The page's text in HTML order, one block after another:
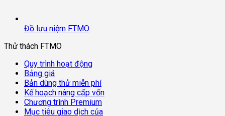
Đồ lưu niệm FTMO
Thử thách FTMO
Quy trình hoạt động
Bảng giá
Bản dùng thử miễn phí
Kế hoạch nâng cấp vốn
Chương trình Premium
Mục tiêu giao dịch của